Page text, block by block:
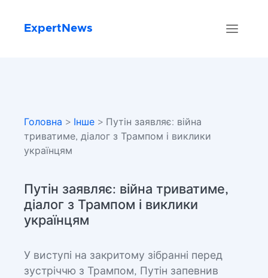
ExpertNews
Головна > Інше > Путін заявляє: війна
триватиме, діалог з Трампом і виклики
українцям
Путін заявляє: війна триватиме,
діалог з Трампом і виклики
українцям
У виступі на закритому зібранні перед
зустріччю з Трампом, Путін запевнив